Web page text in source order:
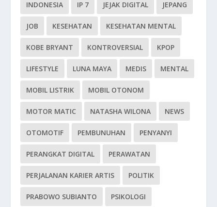
INDONESIA IP 7 JEJAK DIGITAL JEPANG
JOB KESEHATAN KESEHATAN MENTAL
KOBE BRYANT KONTROVERSIAL KPOP
LIFESTYLE LUNA MAYA MEDIS MENTAL
MOBIL LISTRIK MOBIL OTONOM
MOTOR MATIC NATASHA WILONA NEWS
OTOMOTIF PEMBUNUHAN PENYANYI
PERANGKAT DIGITAL PERAWATAN
PERJALANAN KARIER ARTIS POLITIK
PRABOWO SUBIANTO PSIKOLOGI